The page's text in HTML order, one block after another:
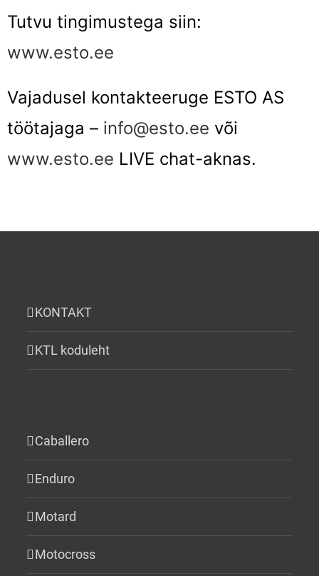
Tutvu tingimustega siin:
www.esto.ee
Vajadusel kontakteeruge ESTO AS
töötajaga – info@esto.ee või
www.esto.ee LIVE chat-aknas.
KONTAKT
KTL koduleht
Caballero
Enduro
Motard
Motocross